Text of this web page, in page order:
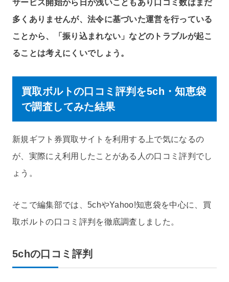
サービス開始から日が浅いこともあり口コミ数はまだ
多くありませんが、法令に基づいた運営を行っている
ことから、「振り込まれない」などのトラブルが起こ
ることは考えにくいでしょう。
買取ボルトの口コミ評判を5ch・知恵袋
で調査してみた結果
新規ギフト券買取サイトを利用する上で気になるの
が、実際にえ利用したことがある人の口コミ評判でし
ょう。
そこで編集部では、5chやYahoo!知恵袋を中心に、買
取ボルトの口コミ評判を徹底調査しました。
5chの口コミ評判